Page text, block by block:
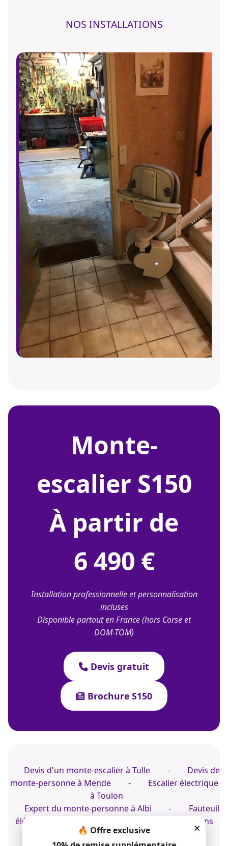
NOS INSTALLATIONS
Précédent Suivant
monte-
escalier S150
À partir de
6 490 €
Installation professionnelle et personnalisation
incluses
Disponible partout en France (hors Corse et
DOM-TOM)
Devis gratuit
Brochure S150
×
🔥 Offre exclusive
Devis d'un monte-escalier à Tulle -
Devis de
monte-personne à Mende
-
Escalier électrique
à Toulon
Expert du monte-personne à Albi
-
Fauteuil
élévateur à Antibes
Fauteuil montant dans
votre résidence